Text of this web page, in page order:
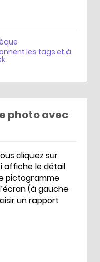
les tags et à
photo avec
cliquez sur
affiche le détail
pictogramme
(à gauche
un rapport